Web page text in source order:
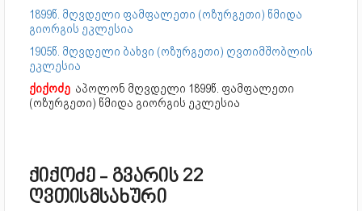
1899წ. მღვდელი ფამფალეთი (ოზურგეთი) წმიდა
გიორგის ეკლესია
1905წ. მღვდელი ბახვი (ოზურგეთი) ღვთიმშობლის
ეკლესია
ქიქოძე აპოლონ მღვდელი 1899წ. ფამფალეთი
(ოზურგეთი) წმიდა გიორგის ეკლესია
ქიქოძე - გვარის 22
ღვთისმსახური